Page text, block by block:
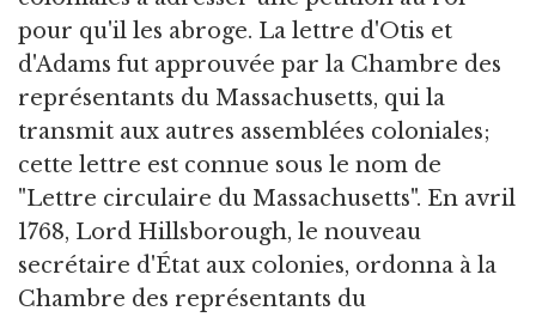
pour qu'il les abroge. La lettre d'Otis et
d'Adams fut approuvée par la Chambre des
représentants du Massachusetts, qui la
transmit aux autres assemblées coloniales;
cette lettre est connue sous le nom de
"Lettre circulaire du Massachusetts". En avril
1768, Lord Hillsborough, le nouveau
secrétaire d'État aux colonies, ordonna à la
Chambre des représentants du